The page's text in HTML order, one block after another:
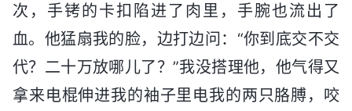
次，手铐的卡扣陷进了肉里，手腕也流出了
血。他猛扇我的脸，边打边问：“你到底交不交
代？二十万放哪儿了？”我没搭理他，他气得又
拿来电棍伸进我的袖子里电我的两只胳膊，咬